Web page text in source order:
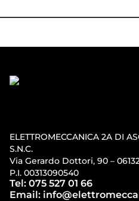
ELETTROMECCANICA 2A DI
S.N.C.
Via Gerardo Dottori, 90 –
P.I. 00313090540
Tel: 075 527 01 66
Email: